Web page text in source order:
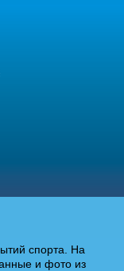
спорта. На
и фото из